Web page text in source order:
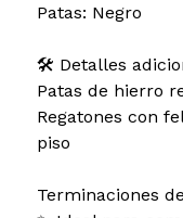
Patas: Negro
🛠️ Detalles
Patas de hierro
Regatones con
piso
Terminaciones